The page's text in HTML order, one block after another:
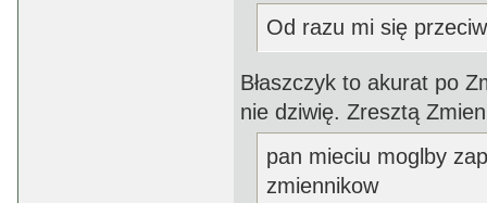
Od razu mi się
Błaszczyk to akurat po
nie dziwię. Zresztą
pan mieciu moglby
zmiennikow